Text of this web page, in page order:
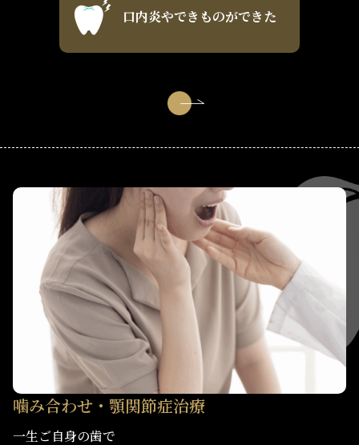
口内炎やできものができた
噛み合わせ・顎関節症治療
一生ご自身の歯で